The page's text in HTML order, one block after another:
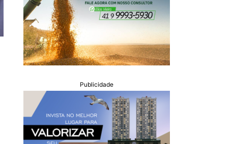
Publicidade